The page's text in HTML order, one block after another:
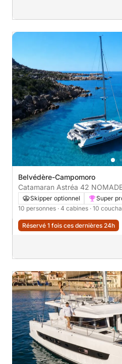
Belvédère-Campomoro
Catamaran Astréa 42
croisière luxe en Corse du Sud
Skipper optionnel Super
10 personnes · 4 cabines · 10
Réservé 1 fois ces dernières 24h